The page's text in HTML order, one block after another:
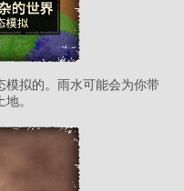
模拟的。雨水可能会为你带
。